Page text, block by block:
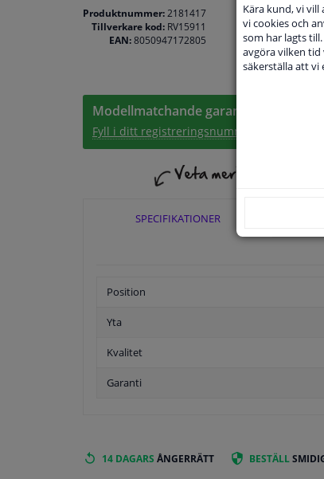
Produktnummer:2181417
Tillverkare kod: RV15911
EAN:8050947172805
Modellmatchande garanti, Hitta rätt
Fyll i ditt registreringsnummer
SPECIFIKATIONER
Position
Yta
Kvalitet
Garanti
14 DAGARS ÅNGERRÄTT BESTÄLL
Kära kund, vi
vi cookies och
som har lagts
avgöra vilken tid
säkerställa att